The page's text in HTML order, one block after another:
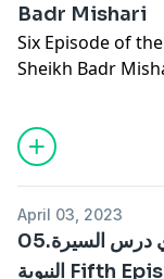
Badr Mishari
Six Episode of
Sheikh Badr
April 03, 2023
05.الحلقة الخامسة الشيخ بدر المشاري درس السيرة
النبوية Fifth Episode of the Seerah - Sheikh